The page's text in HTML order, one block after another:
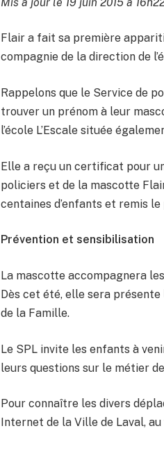
Flair a fait sa première
compagnie de la direction de
Rappelons que le Service de
trouver un prénom à leur
l’école L’Escale située
Elle a reçu un certificat pour
policiers et de la mascotte
centaines d’enfants et remis
Prévention et sensibilisation
La mascotte accompagnera
Dès cet été, elle sera
de la Famille.
Le SPL invite les enfants à
leurs questions sur le métier
Pour connaître les divers
Internet de la Ville de Laval,